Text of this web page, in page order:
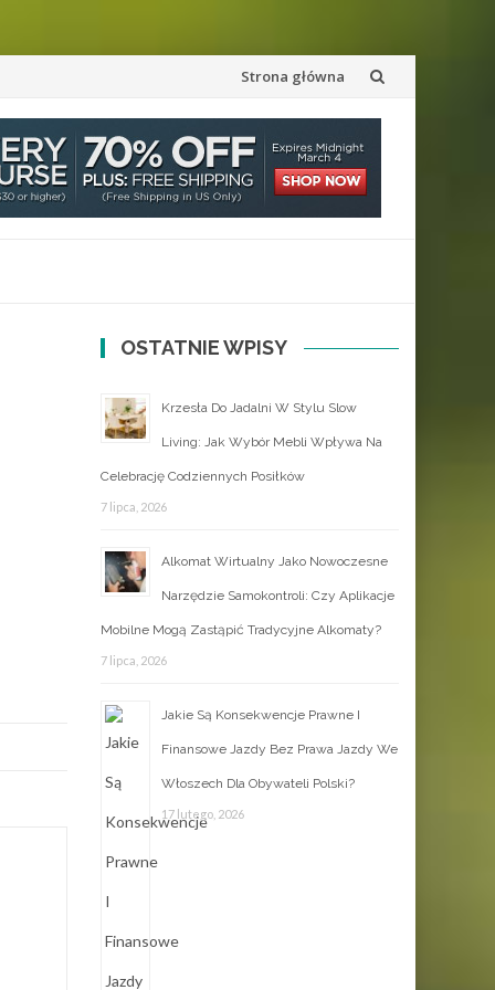
Przejdź
do
treści
Strona główna
OSTATNIE WPISY
Krzesła Do Jadalni W Stylu Slow
Living: Jak Wybór Mebli Wpływa Na
Celebrację Codziennych Posiłków
7 lipca, 2026
Alkomat Wirtualny Jako Nowoczesne
Narzędzie Samokontroli: Czy Aplikacje
Mobilne Mogą Zastąpić Tradycyjne Alkomaty?
7 lipca, 2026
Jakie Są Konsekwencje Prawne I
Finansowe Jazdy Bez Prawa Jazdy We
Włoszech Dla Obywateli Polski?
17 lutego, 2026